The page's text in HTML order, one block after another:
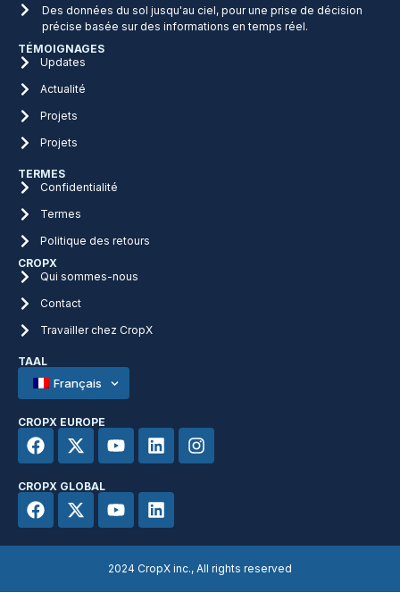
Des données du sol jusqu'au ciel, pour une prise de décision
précise basée sur des informations en temps réel.
TÉMOIGNAGES
Updates
Actualité
Projets
Projets
TERMES
Confidentialité
Termes
Politique des retours
CROPX
Qui sommes-nous
Contact
Travailler chez CropX
TAAL
Français
CROPX EUROPE
CROPX GLOBAL
2024 CropX inc., All rights reserved​